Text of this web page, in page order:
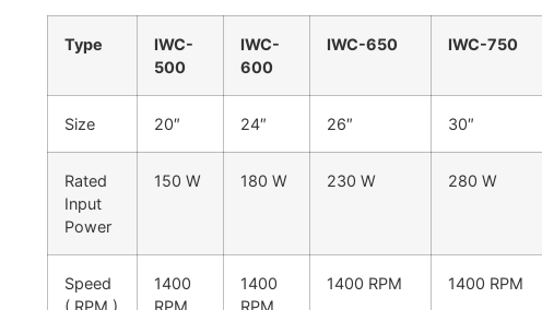
Type
IWC-
500
IWC-
600
IWC-650 IWC-750
Size 20″ 24″ 26″ 30″
Rated
Input
Power
150 W 180 W 230 W 280 W
Speed
( RPM )
1400
RPM
1400
RPM
1400 RPM 1400 RPM